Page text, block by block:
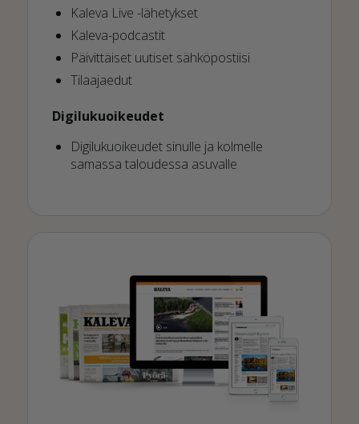
Kaleva Live -lähetykset
Kaleva-podcastit
Päivittäiset uutiset sähköpostiisi
Tilaajaedut
Digilukuoikeudet
Digilukuoikeudet sinulle ja kolmelle
samassa taloudessa asuvalle